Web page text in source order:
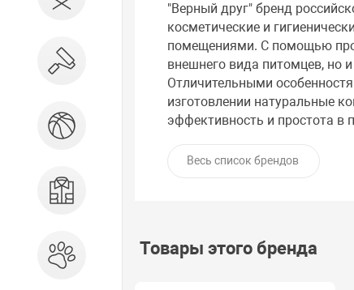
Ремонт и строительство
Спорт и отдых
Зоотовары
"Верный друг" бренд
косметические и
помещениями. С помощью
внешнего вида питомцев, но
Отличительными
изготовлении натуральные
эффективность и простота в
Весь список брендов
Товары этого бренда